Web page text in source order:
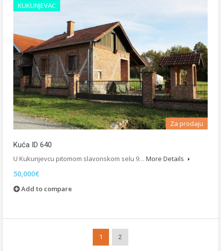
KUKUNJEVAC
Za prodaju
Kuća ID 640
U Kukunjevcu pitomom slavonskom selu 9… More Details
50,000€
Add to compare
1 2